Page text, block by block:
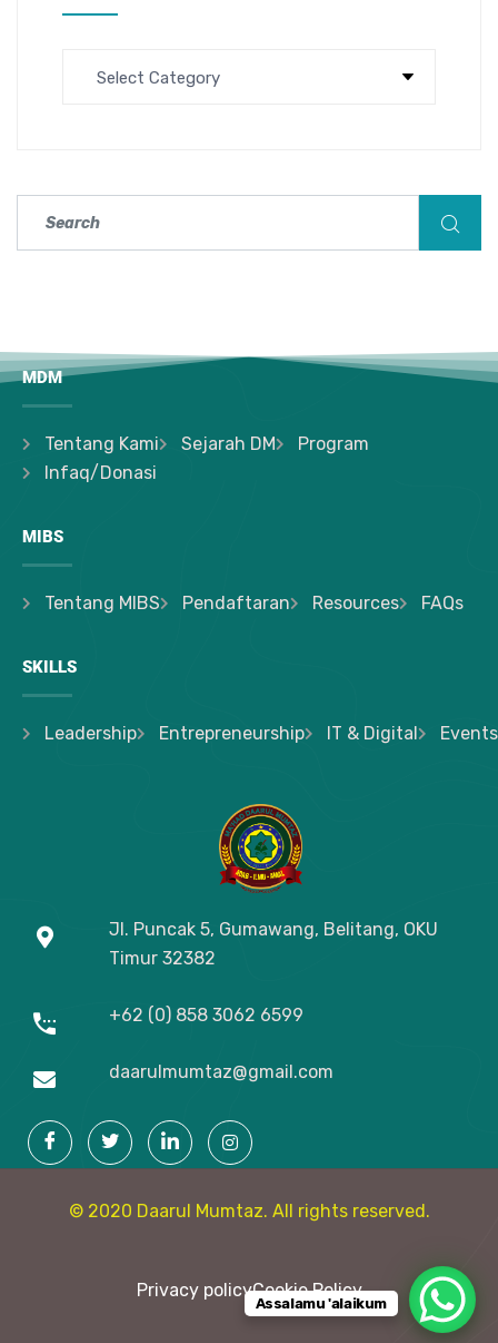
MDM
Tentang Kami Sejarah DM
Program
Infaq/Donasi
MIBS
Tentang MIBS Pendaftaran Resources FAQs
SKILLS
Leadership Entrepreneurship IT & Digital Events
Jl. Puncak 5, Gumawang, Belitang, OKU
Timur 32382
+62 (0) 858 3062 6599
daarulmumtaz@gmail.com
© 2020 Daarul Mumtaz. All rights reserved.
Privacy policyCookie Policy
Assalamu 'alaikum